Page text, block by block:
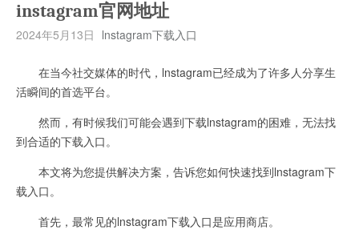
instagram官网地址
2024年5月13日 lnstagram下载入口
在当今社交媒体的时代，lnstagram已经成为了许多人分享生
活瞬间的首选平台。
然而，有时候我们可能会遇到下载lnstagram的困难，无法找
到合适的下载入口。
本文将为您提供解决方案，告诉您如何快速找到lnstagram下
载入口。
首先，最常见的lnstagram下载入口是应用商店。